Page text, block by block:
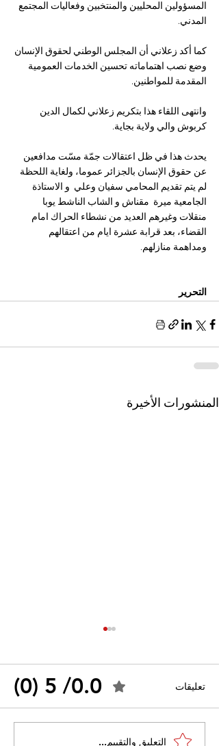
المسؤولين المحليين والمنتخبين وفعاليات المجتمع
المدني.
كما أكد زعلاني أن المجلس الوطني لحقوق الإنسان
وضع نصب اهتماماته تحسين الخدمات العمومية
المقدمة للمواطنين.
وانتهى اللقاء هذا بتكريم زعلاني لكمال الدين
كربوش والي ولاية بجاية.
يحدث هذا في ظل اعتقالات جمّة مسّت مدافعين
عن حقوق الإنسان بالجزائر عموما، ولغاية اللحظة
لم يتم تقديم المحامي سفيان وعلي  و الاستاذة
الجامعية ميرة  مقناش و الشاب الناشط يوبا
منقلات وغيرهم العديد من نشطاء الحراك امام
القضاء، بعد قرابة عشرة ايام من اعتقالهم
ومداهمة منازلهم.
التحرير
المنشورات الأخيرة
القضاء الإداري يقضي بحل
تعليقات 0.0/ 5 (0)
التعليق والتقييم...